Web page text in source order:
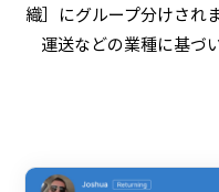
織］にグループ分けされ
運送などの業種に基づ